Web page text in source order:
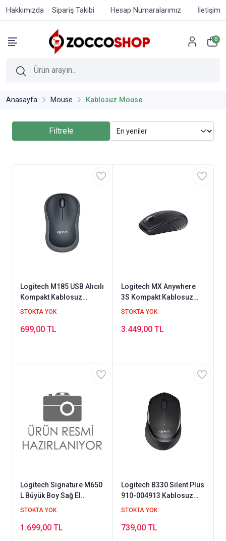
Hakkımızda Sipariş Takibi Hesap Numaralarımız İletişim
0
Anasayfa Mouse Kablosuz Mouse
Filtrele
Logitech M185 USB Alıcılı
Kompakt Kablosuz
Mouse
STOKTA YOK
699,00 TL
Logitech MX Anywhere
3S Kompakt Kablosuz
Lazer Mouse
STOKTA YOK
3.449,00 TL
Logitech Signature M650
L Büyük Boy Sağ El
Kablosuz Mouse Kırmızı
STOKTA YOK
1.699,00 TL
Logitech B330 Silent Plus
910-004913 Kablosuz
Sessiz Mouse
STOKTA YOK
739,00 TL